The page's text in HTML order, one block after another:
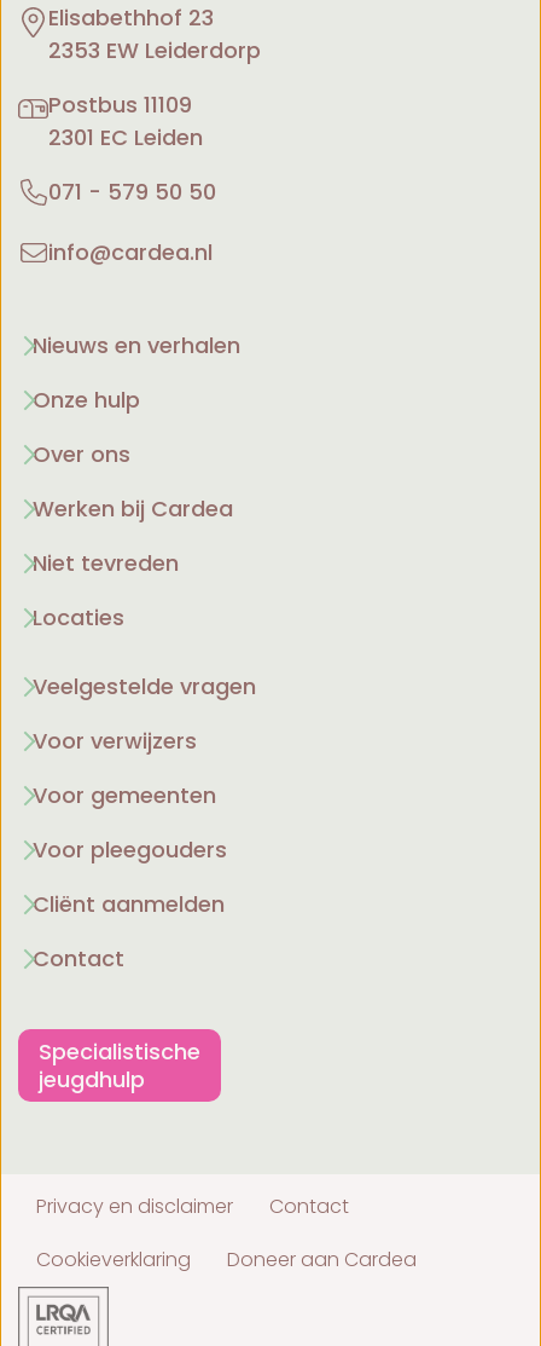
Elisabethhof 23
2353 EW Leiderdorp
Postbus 11109
2301 EC Leiden
071 - 579 50 50
info@cardea.nl
Nieuws en verhalen
Onze hulp
Over ons
Werken bij Cardea
Niet tevreden
Locaties
Veelgestelde vragen
Voor verwijzers
Voor gemeenten
Voor pleegouders
Cliënt aanmelden
Contact
Specialistische
jeugdhulp
Privacy en disclaimer
Contact
Cookieverklaring
Doneer aan Cardea